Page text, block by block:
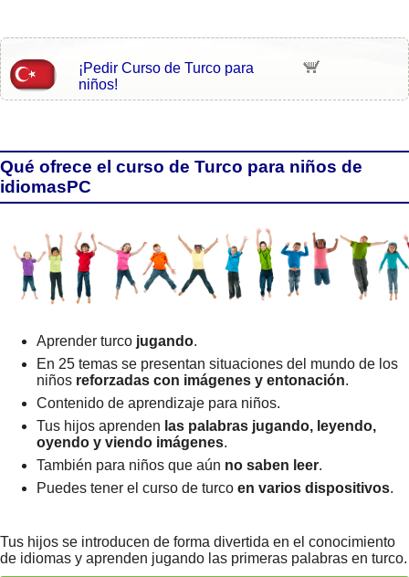
¡Pedir Curso de Turco para
niños!
Qué ofrece el curso de Turco para niños de
idiomasPC
Aprender turco jugando.
En 25 temas se presentan situaciones del mundo de los
niños reforzadas con imágenes y entonación.
Contenido de aprendizaje para niños.
Tus hijos aprenden las palabras jugando, leyendo,
oyendo y viendo imágenes.
También para niños que aún no saben leer.
Puedes tener el curso de turco en varios dispositivos.
Tus hijos se introducen de forma divertida en el conocimiento
de idiomas y aprenden jugando las primeras palabras en turco.